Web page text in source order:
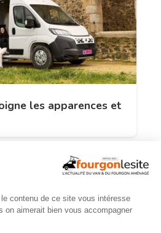
les apparences et